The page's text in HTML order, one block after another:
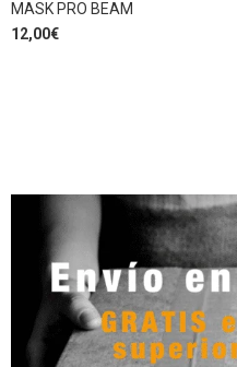
MASK PRO BEAM
12,00€